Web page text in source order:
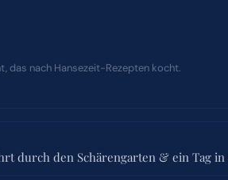
das nach Hansezeit-Rezepten kocht.
durch den Schärengarten & ein Tag